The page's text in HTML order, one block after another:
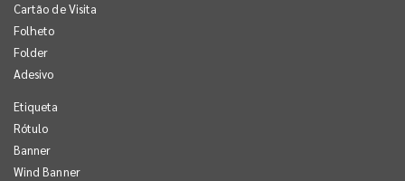
Cartão de Visita
Folheto
Folder
Adesivo
Etiqueta
Rótulo
Banner
Wind Banner